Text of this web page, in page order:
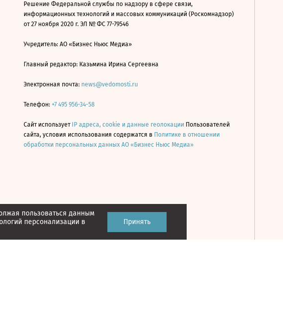
пользоваться данным
персонализации в
Принять
Решение Федеральной службы по надзору в сфере связи,
информационных технологий и массовых коммуникаций (Роскомнадзор)
от 27 ноября 2020 г. ЭЛ № ФС 77-79546
Учредитель: АО «Бизнес Ньюс Медиа»
Главный редактор: Казьмина Ирина Сергеевна
Электронная почта: news@vedomosti.ru
Телефон: +7 495 956-34-58
Сайт использует IP адреса, cookie и данные геолокации Пользователей
сайта, условия использования содержатся в Политике в отношении
обработки персональных данных АО «Бизнес Ньюс Медиа»